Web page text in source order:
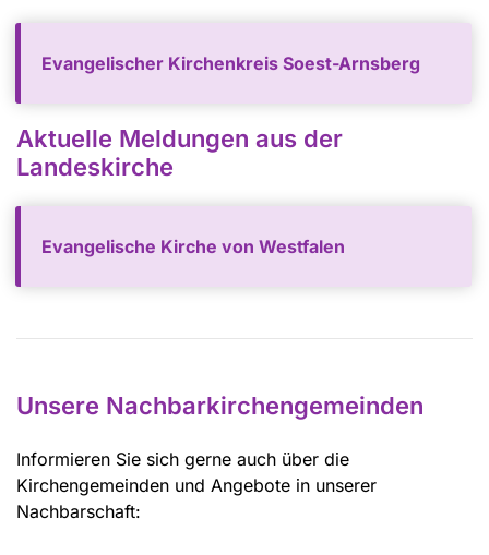
Evangelischer Kirchenkreis Soest-Arnsberg
Aktuelle Meldungen aus der
Landeskirche
Evangelische Kirche von Westfalen
Unsere Nachbarkirchengemeinden
Informieren Sie sich gerne auch über die
Kirchengemeinden und Angebote in unserer
Nachbarschaft: